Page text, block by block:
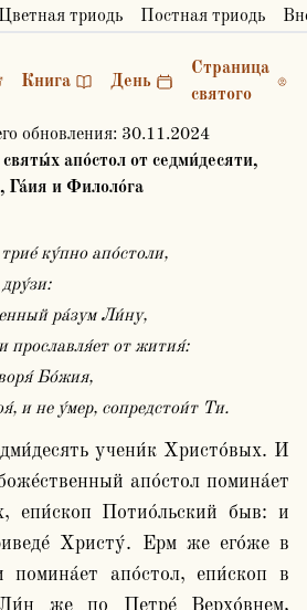
Цветная триодь Постная триодь
Книга День
Страница
святого
обновления: 30.11.2024
апо́стол от седми́десяти,
Га́ия и Филоло́га
ку́пно апо́столи,
ра́зум Ли́ну,
прославля́ет от жития́:
Бо́жия,
и не у́мер, сопредстои́т Ти.
апо́стол помина́ет
епи́скоп Потио́льский быв: и
Христу́. Ерм же его́же в
помина́ет апо́стол, епи́скоп в
же по Петре́ Верхо́внем,